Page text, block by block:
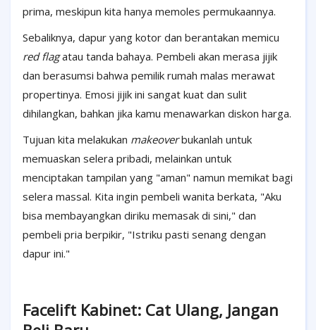
prima, meskipun kita hanya memoles permukaannya.
Sebaliknya, dapur yang kotor dan berantakan memicu
red flagatau tanda bahaya. Pembeli akan merasa jijik
dan berasumsi bahwa pemilik rumah malas merawat
propertinya. Emosi jijik ini sangat kuat dan sulit
dihilangkan, bahkan jika kamu menawarkan diskon harga.
Tujuan kita melakukan makeoverbukanlah untuk
memuaskan selera pribadi, melainkan untuk
menciptakan tampilan yang "aman" namun memikat bagi
selera massal. Kita ingin pembeli wanita berkata, "Aku
bisa membayangkan diriku memasak di sini," dan
pembeli pria berpikir, "Istriku pasti senang dengan
dapur ini."
Facelift Kabinet: Cat Ulang, Jangan